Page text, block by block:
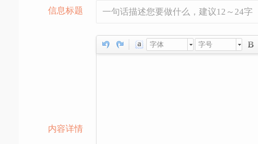
信息标题
内容详情
字体 字号